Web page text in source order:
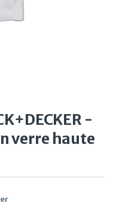
-
verre haute